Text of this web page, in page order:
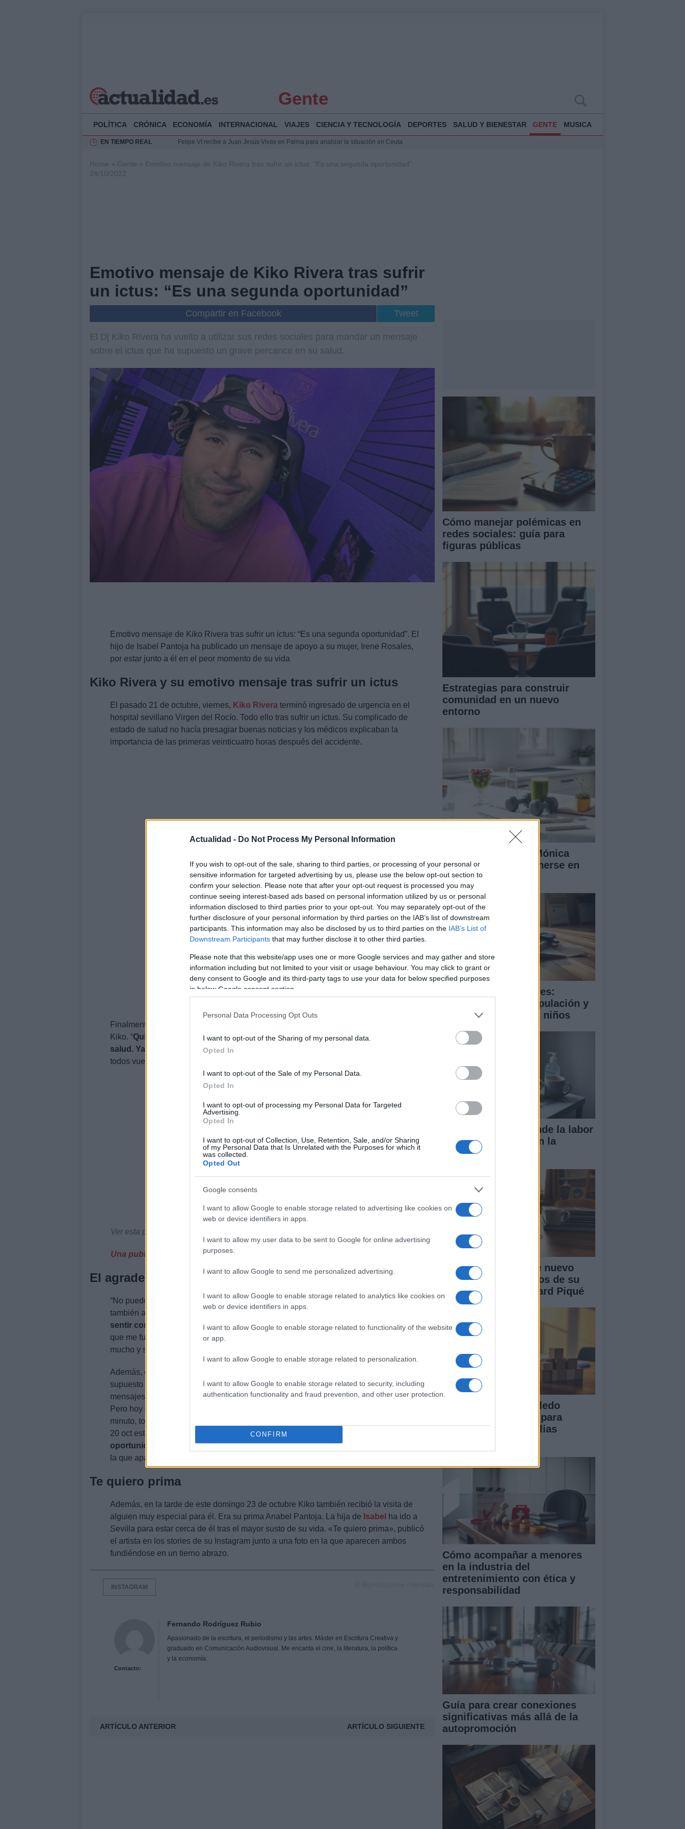
Actualidad - Do Not Process My Personal Information
If you wish to opt-out of the sale, sharing to third parties, or processing of your personal or
sensitive information for targeted advertising by us, please use the below opt-out section to
confirm your selection. Please note that after your opt-out request is processed you may
continue seeing interest-based ads based on personal information utilized by us or personal
information disclosed to third parties prior to your opt-out. You may separately opt-out of the
further disclosure of your personal information by third parties on the IAB’s list of downstream
participants. This information may also be disclosed by us to third parties on the IAB’s List of
Downstream Participants that may further disclose it to other third parties.
Please note that this website/app uses one or more Google services and may gather and store
information including but not limited to your visit or usage behaviour. You may click to grant or
deny consent to Google and its third-party tags to use your data for below specified purposes
in below Google consent section.
Personal Data Processing Opt Outs
I want to opt-out of the Sharing of my personal data.
Opted In
I want to opt-out of the Sale of my Personal Data.
Opted In
I want to opt-out of processing my Personal Data for Targeted
Advertising.
Opted In
I want to opt-out of Collection, Use, Retention, Sale, and/or Sharing
of my Personal Data that Is Unrelated with the Purposes for which it
was collected.
Opted Out
Google consents
I want to allow Google to enable storage related to advertising like cookies on
web or device identifiers in apps.
I want to allow my user data to be sent to Google for online advertising
purposes.
I want to allow Google to send me personalized advertising.
I want to allow Google to enable storage related to analytics like cookies on
web or device identifiers in apps.
I want to allow Google to enable storage related to functionality of the website
or app.
I want to allow Google to enable storage related to personalization.
I want to allow Google to enable storage related to security, including
authentication functionality and fraud prevention, and other user protection.
CONFIRM
Gente
POLÍTICA CRÓNICA ECONOMÍA INTERNACIONAL VIAJES CIENCIA Y TECNOLOGÍA DEPORTES SALUD Y BIENESTAR GENTE MUSICA
EN TIEMPO REAL
Felipe VI recibe a Juan Jesús Vivas en Palma para analizar la situación en Ceuta
Impacto económico y humanitario en Ceuta tras la llegada masiva de migrantes
Home » Gente » Emotivo mensaje de Kiko Rivera tras sufrir un ictus: “Es una segunda oportunidad”
24/10/2022
Emotivo mensaje de Kiko Rivera tras sufrir
un ictus: “Es una segunda oportunidad”
Compartir en Facebook Tweet
El Dj Kiko Rivera ha vuelto a utilizar sus redes sociales para mandar un mensaje
sobre el ictus que ha supuesto un grave percance en su salud.
Emotivo mensaje de Kiko Rivera tras sufrir un ictus: “Es una segunda oportunidad”. El
hijo de Isabel Pantoja ha publicado un mensaje de apoyo a su mujer, Irene Rosales,
por estar junto a él en el peor momento de su vida
Kiko Rivera y su emotivo mensaje tras sufrir un ictus
El pasado 21 de octubre, viernes, Kiko Rivera terminó ingresado de urgencia en el
hospital sevillano Virgen del Rocío. Todo ello tras sufrir un ictus. Su complicado de
estado de salud no hacía presagiar buenas noticias y los médicos explicaban la
importancia de las primeras veinticuatro horas después del accidente.
Finalmente, todo quedó en un mal susto, el mayor de su vida, como reconoció el propio
Kiko. “Quiero agradecer a todo el mundo por haberse interesado por mi estado de
salud. Ya estoy en planta un poco mejor pero no recuperado.
todos vuestros mensajes de cariño y me han emocionado muchísimo”.
Ver esta publicación en Instagram
Una publicación compartida de Kiko Rivera (@riverakiko)
El agradecimiento del Dj
“No puedo estar con el móvil, pero quiero daros las gracias de todo corazón. Gracias
también a las enfermeras y equipo médico que me Han cuidado y
sentir como en casa.
Ha sido un susto tremendo el mayor de mi vida jamás pensé
que me fuera a dar un ictus y realmente pensé que no salía de esta. Os quiero a todos
mucho y si dios quiere prontito estoy al 100%”.
Además, el Dj ha vuelto a utilizar sus redes sociales para hablar sobre lo que ha
supuesto este grave percance en su salud. “Buenos días. He recibido miles de
mensajes más y no sabéis lo feliz que me hace me quedo con ese cariño recibido.
Pero hoy quiero agradecer a mi mujer @irenerova24 que no me ha dejado ni un
minuto, todavía le queda que aguantarme espero que muchos años más. Ya que el día
20 oct este que está aquí
ha vuelto a nacer la vida me ha dado una segunda
oportunidad y no pienso desaprovecharla”. Así lo ha escrito junto a una imagen en
la que aparece su mano entrelazada a la de su mujer, Irene Rosales.
Te quiero prima
Además, en la tarde de este domingo 23 de octubre Kiko también recibió la visita de
alguien muy especial para él. Era su prima Anabel Pantoja. La hija de Isabel
ha ido a
Sevilla para estar cerca de él tras el mayor susto de su vida. «Te quiero prima», publicó
el artista en los stories de su Instagram junto a una foto en la que aparecen ambos
fundiéndose en un tierno abrazo.
INSTAGRAM
Contacto:
Fernando Rodríguez Rubio
Apasionado de la escritura, el periodismo y las artes. Máster en Escritura Creativa y
graduado en Comunicación Audiovisual. Me encanta el cine, la literatura, la política
y la economía.
ARTÍCULO ANTERIOR ARTÍCULO SIGUIENTE
Cómo manejar polémicas en
redes sociales: guía para
figuras públicas
Estrategias para construir
comunidad en un nuevo
entorno
La rutina diaria de Mónica
Naranjo para mantenerse en
forma y feliz
Grooming en menores:
estrategias de manipulación y
cómo proteger a los niños
Candela Peña defiende la labor
de las enfermeras en la
sanidad
Shakira: rumores de nuevo
amor tras cuatro años de su
separación con Gerard Piqué
La Diputación de Toledo
presenta iniciativas para
fortalecer a las familias
Cómo acompañar a menores
en la industria del
entretenimiento con ética y
responsabilidad
Guía para crear conexiones
significativas más allá de la
autopromoción